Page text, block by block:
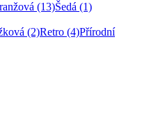
(13)Šedá (1)
(2)Retro (4)Přírodní